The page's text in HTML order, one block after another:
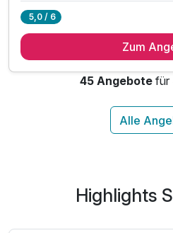
2 x reichhaltiges Frühstück vom
inkl. Leihbademantel
5,0 / 6
Zum
45 Angebote für
Highlights